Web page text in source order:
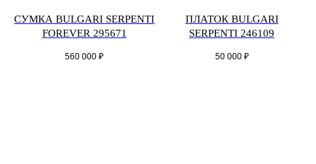
СУМКА BULGARI SERPENTI
FOREVER 295671
560 000 ₽
ПЛАТОК BULGARI
SERPENTI 246109
50 000 ₽